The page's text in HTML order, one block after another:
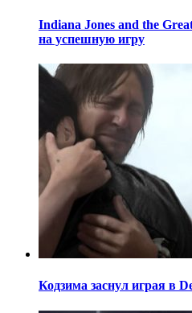
Indiana Jones and the
на успешную игру
Кодзима заснул играя в